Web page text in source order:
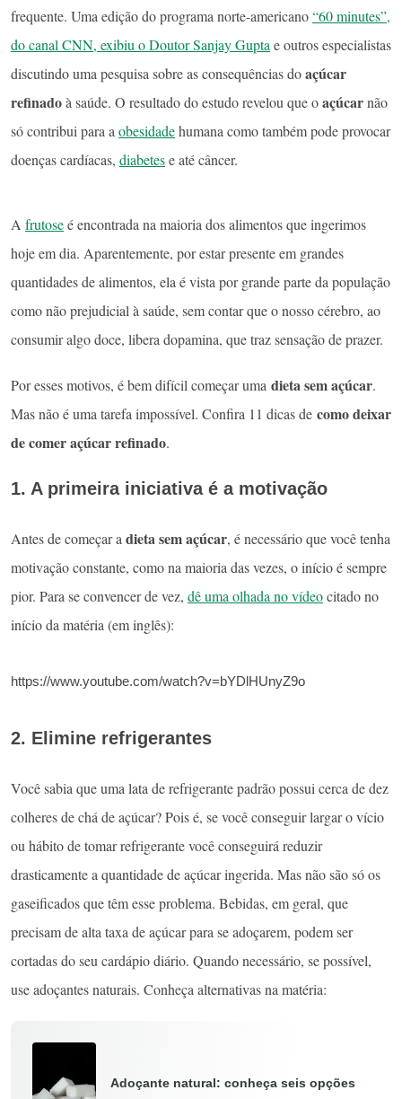
frequente. Uma edição do programa norte-americano“60 minutes”,
do canal CNN, exibiu o Doutor Sanjay Gupta e outros especialistas
discutindo uma pesquisa sobre as consequências doaçúcar
refinadoà saúde. O resultado do estudo revelou que oaçúcarnão
só contribui para a obesidadehumana como também pode provocar
doenças cardíacas, diabetese até câncer.
A frutoseé encontrada na maioria dos alimentos que ingerimos
hoje em dia. Aparentemente, por estar presente em grandes
quantidades de alimentos, ela é vista por grande parte da população
como não prejudicial à saúde, sem contar que o nosso cérebro, ao
consumir algo doce, libera dopamina, que traz sensação de prazer.
Por esses motivos, é bem difícil começar uma dieta sem açúcar.
Mas não é uma tarefa impossível. Confira 11 dicas de como deixar
de comer açúcar refinado.
1. A primeira iniciativa é a motivação
Antes de começar a dieta sem açúcar, é necessário que você tenha
motivação constante, como na maioria das vezes, o início é sempre
pior. Para se convencer de vez, dê uma olhada no vídeocitado no
início da matéria (em inglês):
https://www.youtube.com/watch?v=bYDlHUnyZ9o
2. Elimine refrigerantes
Você sabia que uma lata de refrigerante padrão possui cerca de dez
colheres de chá de açúcar? Pois é, se você conseguir largar o vício
ou hábito de tomar refrigerante você conseguirá reduzir
drasticamente a quantidade de açúcar ingerida. Mas não são só os
gaseificados que têm esse problema. Bebidas, em geral, que
precisam de alta taxa de açúcar para se adoçarem, podem ser
cortadas do seu cardápio diário. Quando necessário, se possível,
use adoçantes naturais. Conheça alternativas na matéria:
Adoçante natural: conheça seis opções